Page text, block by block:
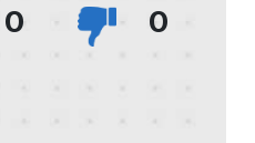
0 0